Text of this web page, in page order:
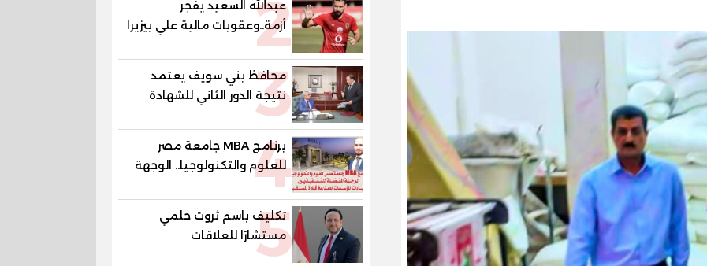
2
عبدالله السعيد يفجر
أزمة..وعقوبات مالية علي بيزيرا
وبانزا
3
محافظ بني سويف يعتمد
نتيجة الدور الثاني للشهادة
الإعدادية العامة بنسبة
79.9% نظامي ...و69.55%
منازل.. و70.56% للمهنية ..
و100% للصُم وضعاف السمع4
برنامج MBA جامعة مصر
للعلوم والتكنولوجيا.. الوجهة
المفضلة للتنفيذيين وقيادات
المؤسسات لصناعة قادة
المستقبل
5
تكليف باسم ثروت حلمي
مستشارًا للعلاقات
الدبلوماسية وعضوًا بالهيئة